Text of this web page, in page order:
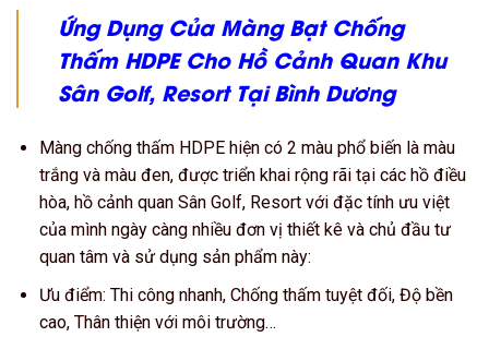
Ứng Dụng Của Màng Bạt Chống
Thấm HDPE Cho Hồ Cảnh Quan Khu
Sân Golf, Resort Tại Bình Dương
Màng chống thấm HDPE hiện có 2 màu phổ biến là màu
trắng và màu đen, được triển khai rộng rãi tại các hồ điều
hòa, hồ cảnh quan Sân Golf, Resort với đặc tính ưu việt
của mình ngày càng nhiều đơn vị thiết kê và chủ đầu tư
quan tâm và sử dụng sản phẩm này:
Ưu điểm: Thi công nhanh, Chống thấm tuyệt đối, Độ bền
cao, Thân thiện với môi trường…